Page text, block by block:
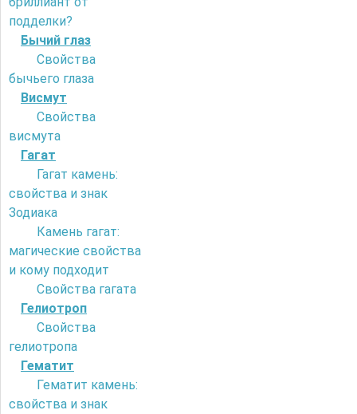
подделки?
Бычий глаз
Свойства
бычьего глаза
Висмут
Свойства
висмута
Гагат
Гагат камень:
свойства и знак
Зодиака
Камень гагат:
магические свойства
и кому подходит
Свойства гагата
Гелиотроп
Свойства
гелиотропа
Гематит
Гематит камень:
свойства и знак